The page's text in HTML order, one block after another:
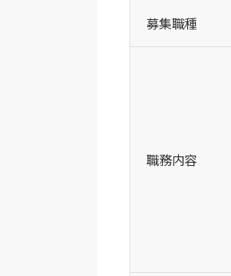
募集職種
職務内容